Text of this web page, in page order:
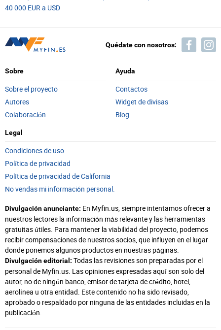
40 000 EUR a USD
Quédate con nosotros:
Sobre
Sobre el proyecto
Autores
Colaboración
Ayuda
Contactos
Widget de divisas
Blog
Legal
Condiciones de uso
Política de privacidad
Política de privacidad de California
No vendas mi información personal.
Divulgación anunciante: En Myfin.us, siempre intentamos ofrecer a
nuestros lectores la información más relevante y las herramientas
gratuitas útiles. Para mantener la viabilidad del proyecto, podemos
recibir compensaciones de nuestros socios, que influyen en el lugar
donde ponemos algunos productos en nuestras páginas.
Divulgación editorial: Todas las revisiones son preparadas por el
personal de Myfin.us. Las opiniones expresadas aquí son solo del
autor, no de ningún banco, emisor de tarjeta de crédito, hotel,
aerolínea u otra entidad. Este contenido no ha sido revisado,
aprobado o respaldado por ninguna de las entidades incluidas en la
publicación.